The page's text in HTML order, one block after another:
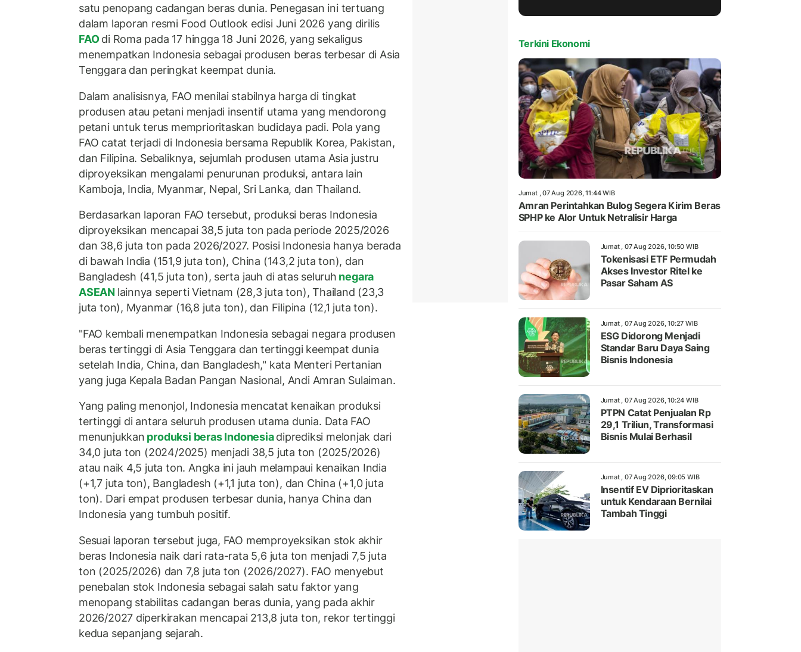
satu penopang cadangan beras dunia. Penegasan ini tertuang
dalam laporan resmi Food Outlook edisi Juni 2026 yang dirilis
FAOdi Roma pada 17 hingga 18 Juni 2026, yang sekaligus
menempatkan Indonesia sebagai produsen beras terbesar di Asia
Tenggara dan peringkat keempat dunia.
Dalam analisisnya, FAO menilai stabilnya harga di tingkat
produsen atau petani menjadi insentif utama yang mendorong
petani untuk terus memprioritaskan budidaya padi. Pola yang
FAO catat terjadi di Indonesia bersama Republik Korea, Pakistan,
dan Filipina. Sebaliknya, sejumlah produsen utama Asia justru
diproyeksikan mengalami penurunan produksi, antara lain
Kamboja, India, Myanmar, Nepal, Sri Lanka, dan Thailand.
Berdasarkan laporan FAO tersebut, produksi beras Indonesia
diproyeksikan mencapai 38,5 juta ton pada periode 2025/2026
dan 38,6 juta ton pada 2026/2027. Posisi Indonesia hanya berada
di bawah India (151,9 juta ton), China (143,2 juta ton), dan
Bangladesh (41,5 juta ton), serta jauh di atas seluruh negara
ASEAN lainnya seperti Vietnam (28,3 juta ton), Thailand (23,3
juta ton), Myanmar (16,8 juta ton), dan Filipina (12,1 juta ton).
"FAO kembali menempatkan Indonesia sebagai negara produsen
beras tertinggi di Asia Tenggara dan tertinggi keempat dunia
setelah India, China, dan Bangladesh," kata Menteri Pertanian
yang juga Kepala Badan Pangan Nasional, Andi Amran Sulaiman.
Yang paling menonjol, Indonesia mencatat kenaikan produksi
tertinggi di antara seluruh produsen utama dunia. Data FAO
menunjukkan produksi beras Indonesiadiprediksi melonjak dari
34,0 juta ton (2024/2025) menjadi 38,5 juta ton (2025/2026)
atau naik 4,5 juta ton. Angka ini jauh melampaui kenaikan India
(+1,7 juta ton), Bangladesh (+1,1 juta ton), dan China (+1,0 juta
ton). Dari empat produsen terbesar dunia, hanya China dan
Indonesia yang tumbuh positif.
Sesuai laporan tersebut juga, FAO memproyeksikan stok akhir
beras Indonesia naik dari rata-rata 5,6 juta ton menjadi 7,5 juta
ton (2025/2026) dan 7,8 juta ton (2026/2027). FAO menyebut
penebalan stok Indonesia sebagai salah satu faktor yang
menopang stabilitas cadangan beras dunia, yang pada akhir
2026/2027 diperkirakan mencapai 213,8 juta ton, rekor tertinggi
kedua sepanjang sejarah.
Terkini Ekonomi
Jumat , 07 Aug 2026, 11:44 WIB
Amran Perintahkan Bulog Segera Kirim Beras
SPHP ke Alor Untuk Netralisir Harga
Jumat , 07 Aug 2026, 10:50 WIB
Tokenisasi ETF Permudah
Akses Investor Ritel ke
Pasar Saham AS
Jumat , 07 Aug 2026, 10:27 WIB
ESG Didorong Menjadi
Standar Baru Daya Saing
Bisnis Indonesia
Jumat , 07 Aug 2026, 10:24 WIB
PTPN Catat Penjualan Rp
29,1 Triliun, Transformasi
Bisnis Mulai Berhasil
Jumat , 07 Aug 2026, 09:05 WIB
Insentif EV Diprioritaskan
untuk Kendaraan Bernilai
Tambah Tinggi